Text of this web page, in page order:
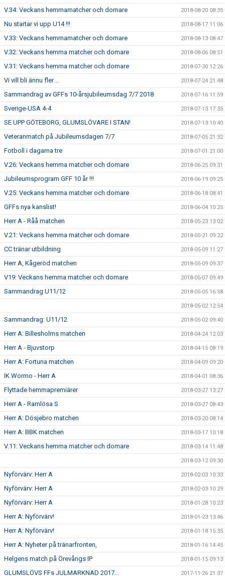
V.34: Veckans hemmamatcher och domare 2018-08-20 08:35
Nu startar vi upp U14 !!! 2018-08-17 11:06
V.33: Veckans hemmamatcher och domare 2018-08-13 08:47
V.32: Veckans hemma matcher och domare 2018-08-06 08:51
V.31: Veckans hemma matcher och domare 2018-07-30 12:26
Vi vill bli ännu fler .. 2018-07-24 21:48
Sammandrag av GFFs 10-årsjubileumsdag 7/7 2018 2018-07-16 11:59
Sverige-USA 4-4 2018-07-13 17:35
SE UPP GÖTEBORG, GLUMSLÖVARE I STAN! 2018-07-13 10:40
Veteranmatch på Jubileumsdagen 7/7 2018-07-05 21:32
Fotboll i dagarna tre 2018-07-01 21:00
V.26: Veckans hemma matcher och domare 2018-06-25 09:31
Jubileumsprogram GFF 10 år !!! 2018-06-19 09:25
V.25: Veckans hemma matcher och domare 2018-06-18 08:41
GFFs nya kanslist! 2018-06-04 10:25
Herr A - Råå matchen 2018-05-23 13:02
V.21: Veckans hemma matcher och domare 2018-05-21 09:22
CC tränar utbildning 2018-05-09 11:27
Herr A, Kågeröd matchen 2018-05-09 09:37
V19: Veckans hemma matcher och domare 2018-05-07 09:49
Sammandrag U11/12 2018-05-05 16:58
2018-05-02 12:54
Sammandrag: U11/12 2018-05-02 09:40
Herr A: Billesholms matchen 2018-04-24 12:03
Herr A - Bjuvstorp 2018-04-15 08:19
Herr A: Fortuna matchen 2018-04-09 09:20
IK Wormo - Herr A 2018-04-01 08:36
Flyttade hemmapremiärer 2018-03-27 13:27
Herr A - Ramlösa S 2018-03-27 08:43
Herr A: Dösjebro matchen 2018-03-20 08:14
Herr A: BBK matchen 2018-03-17 10:18
V.11: Veckans hemma matcher och domare 2018-03-14 11:48
2018-03-12 09:30
Nyförvärv: Herr A 2018-02-03 10:33
Nyförvärv: Herr A 2018-02-03 10:29
Nyförvärv: Herr A 2018-01-28 10:23
Herr A: Nyförvärv! 2018-01-23 13:46
Herr A: Nyförvärv! 2018-01-18 15:35
Herr A: Nyheter på tränarfronten, 2018-01-16 14:45
Helgens match på Örevångs IP 2018-01-15 09:13
GLUMSLÖVS FFs JULMARKNAD 2017... 2017-11-26 21:37